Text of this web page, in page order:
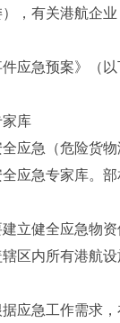
，有关港航企
急预案》（以
库
急（危险货物
应急专家库。
健全应急物资
区内所有港航
急工作需求，